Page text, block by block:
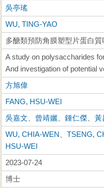
吳亭瑤
WU, TING-YAO
多醣類預防角膜塑型片蛋白
A study on polysaccharides
And investigation of potential
方旭偉
FANG, HSU-WEI
吳嘉文 曾靖孋 、鍾仁傑 、黃
WU, CHIA-WEN 、TSENG,
HSU-WEI
2023-07-24
博士